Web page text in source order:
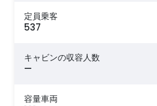
定員乗客
537
キャビンの収容人数
—
容量車両